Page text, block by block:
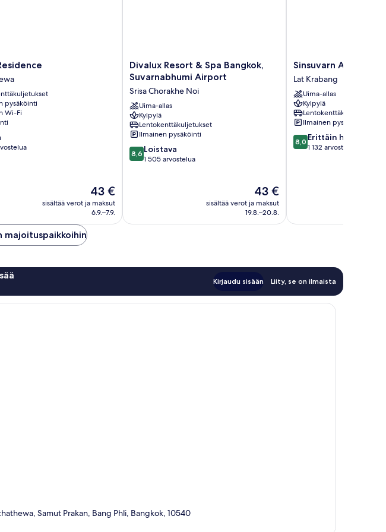
pysäköinti
Wi-Fi
Hinta
on
43 €
43 €
sisältää verot ja maksut
6.9.–7.9.
Divalux
Resort
Spa
Bangkok,
Suvarnabhumi
Airport
Srisa
Chorakhe
Noi
Divalux Resort & Spa Bangkok,
Suvarnabhumi Airport
Srisa Chorakhe Noi
Uima-allas
Kylpylä
Lentokenttäkuljetukset
Ilmainen pysäköinti
8.6
kautta
8,6 Loistava
1 505 arvostelua
Hinta
on
43 €
43 €
sisältää verot ja maksut
19.8.–20.8.
Sinsuvarn
Airport
Suite
Lat
Krabang
Sinsuvarn Airport
Lat Krabang
Uima-allas
Kylpylä
Lentokenttäkuljetukset
Ilmainen pysäköinti
8.0
kautta
8,0 Erittäin hyvä
1 132 arvostelua
majoituspaikkoihin
Kirjaudu sisään Liity, se on ilmaista
Samut Prakan, Bang Phli, Bangkok, 10540